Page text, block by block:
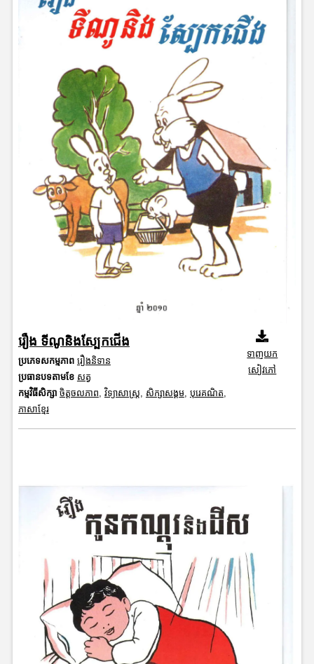
រឿង ទីណូនិងស្បែកជើង
ប្រភេទសកម្មភាព រឿងនិទាន
ប្រធានបទតាមខែ សត្វ
កម្មវិធីសិក្សា ចិត្តចលភាព, វិទ្យាសាស្រ្ត, សិក្សាសង្គម, បុរេគណិត,
ភាសាខ្មែរ
ទាញយក
សៀវភៅ